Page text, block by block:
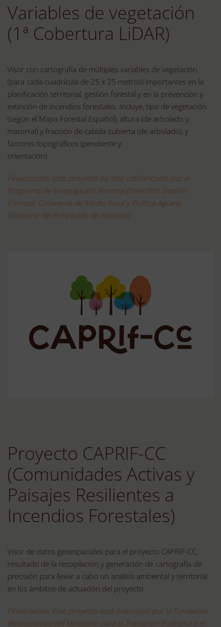
Variables de vegetación
(1ª Cobertura LiDAR)
Visor con cartografía de múltiples variables de vegetación
(para cada cuadrícula de 25 x 25 metros) importantes en la
planificación territorial, gestión forestal y en la prevención y
extinción de incendios forestales. Incluye, tipo de vegetación
(según el Mapa Forestal Español), altura (de arbolado y
matorral) y fracción de cabida cubierta (de arbolado), y
factores topográficos (pendiente y
orientación).
Financiación: Este proyecto ha sido cofinanciado por el
Programa de Investigación Forestal (Dirección Gestión
Forestal, Consejería de Medio Rural y Política Agraria,
Gobierno del Principado de Asturias)
Proyecto CAPRIF-CC
(Comunidades Activas y
Paisajes Resilientes a
Incendios Forestales)
Visor de datos geoespaciales para el proyecto CAPRIF-CC,
resultado de la recopilación y generación de cartografía de
precisión para llevar a cabo un análisis ambiental y territorial
en los ámbitos de actuación del proyecto.
Financiación: Este proyecto está financiado por la Fundación
Biodiversidad del Ministerio para la Transición Ecológica y el